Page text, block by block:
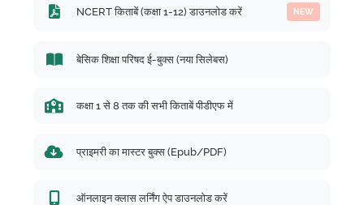
NCERT किताबें (कक्षा 1-12) डाउनलोड करें NEW
बेसिक शिक्षा परिषद ई-बुक्स (नया सिलेबस)
कक्षा 1 से 8 तक की सभी किताबें पीडीएफ में
प्राइमरी का मास्टर बुक्स (Epub/PDF)
ऑनलाइन क्लास लर्निंग ऐप डाउनलोड करें